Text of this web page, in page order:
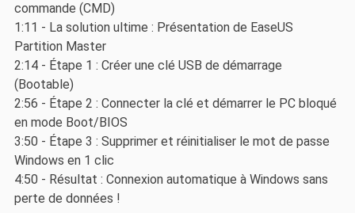
commande (CMD)
1:11 - La solution ultime : Présentation de EaseUS
Partition Master
2:14 - Étape 1 : Créer une clé USB de démarrage
(Bootable)
2:56 - Étape 2 : Connecter la clé et démarrer le PC bloqué
en mode Boot/BIOS
3:50 - Étape 3 : Supprimer et réinitialiser le mot de passe
Windows en 1 clic
4:50 - Résultat : Connexion automatique à Windows sans
perte de données !